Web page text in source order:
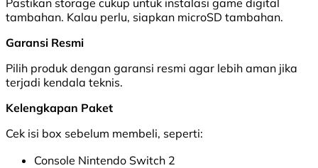
tambahan. Kalau perlu, siapkan microSD tambahan.
Garansi Resmi
Pilih produk dengan garansi resmi agar lebih aman jika
terjadi kendala teknis.
Kelengkapan Paket
Cek isi box sebelum membeli, seperti:
Console Nintendo Switch 2